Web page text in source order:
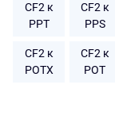
CF2 к
PPT
CF2 к
PPS
CF2 к
POTX
CF2 к
POT